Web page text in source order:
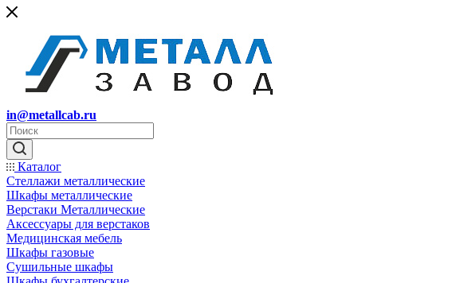
in@metallcab.ru
Каталог
Стеллажи металлические
Шкафы металлические
Верстаки Металлические
Аксессуары для верстаков
Медицинская мебель
Шкафы газовые
Сушильные шкафы